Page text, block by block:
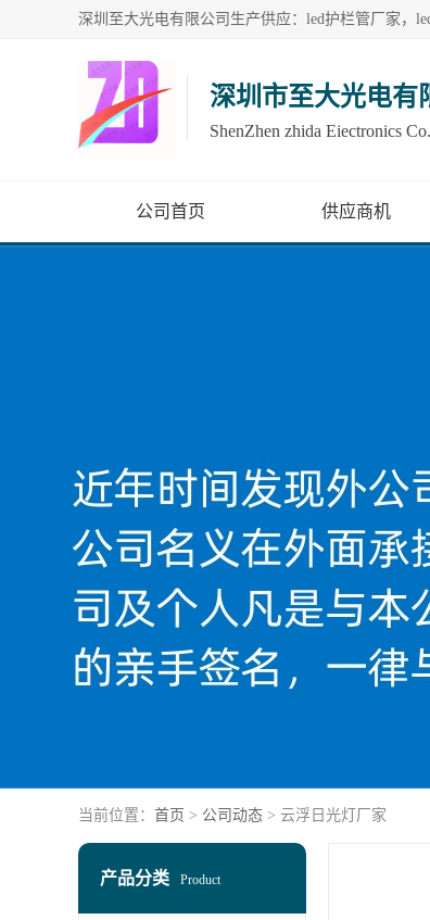
深圳市至大光电有
ShenZhen zhida Eiectronics
公司首页 供应商机
当前位置： 首页 > 公司动态 > 云浮日光灯厂家
产品分类 Product